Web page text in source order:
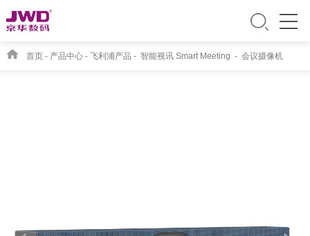
首页- 产品中心- 飞利浦产品 - 智能视讯 Smart Meeting - 会议摄像机